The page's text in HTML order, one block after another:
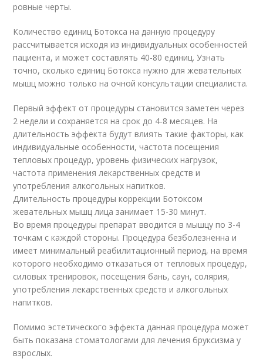
ровные черты.
Количество единиц Ботокса на данную процедуру
рассчитывается исходя из индивидуальных особенностей
пациента, и может составлять 40-80 единиц. Узнать
точно, сколько единиц Ботокса нужно для жевательных
мышц можно только на очной консультации специалиста.
Первый эффект от процедуры становится заметен через
2 недели и сохраняется на срок до 4-8 месяцев. На
длительность эффекта будут влиять такие факторы, как
индивидуальные особенности, частота посещения
тепловых процедур, уровень физических нагрузок,
частота применения лекарственных средств и
употребления алкогольных напитков.
Длительность процедуры коррекции Ботоксом
жевательных мышц лица занимает 15-30 минут.
Во время процедуры препарат вводится в мышцу по 3-4
точкам с каждой стороны. Процедура безболезненна и
имеет минимальный реабилитационный период, на время
которого необходимо отказаться от тепловых процедур,
силовых тренировок, посещения бань, саун, солярия,
употребления лекарственных средств и алкогольных
напитков.
Помимо эстетического эффекта данная процедура может
быть показана стоматологами для лечения бруксизма у
взрослых.